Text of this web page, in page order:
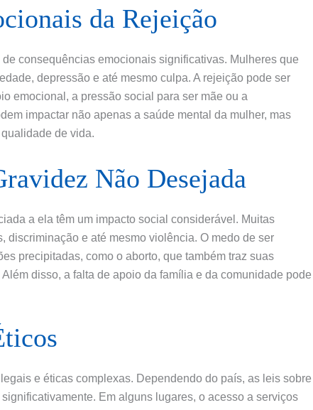
da Rejeição
consequências emocionais significativas. Mulheres que
depressão e até mesmo culpa. A rejeição pode ser
emocional, a pressão social para ser mãe ou a
impactar não apenas a saúde mental da mulher, mas
de vida.
Não Desejada
a ela têm um impacto social considerável. Muitas
discriminação e até mesmo violência. O medo de ser
precipitadas, como o aborto, que também traz suas
disso, a falta de apoio da família e da comunidade pode
e éticas complexas. Dependendo do país, as leis sobre
Em alguns lugares, o acesso a serviços